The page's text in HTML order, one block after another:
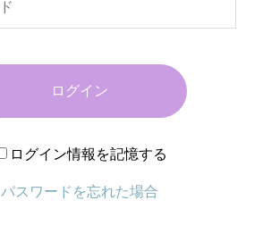
ログイン
ログイン情報を記憶する
パスワードを忘れた場合